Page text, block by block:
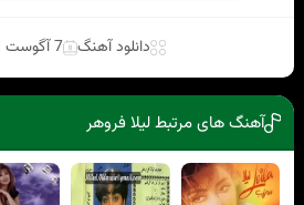
دانلود آهنگ 7 آگوست 2023
آهنگ های مرتبط لیلا فروهر